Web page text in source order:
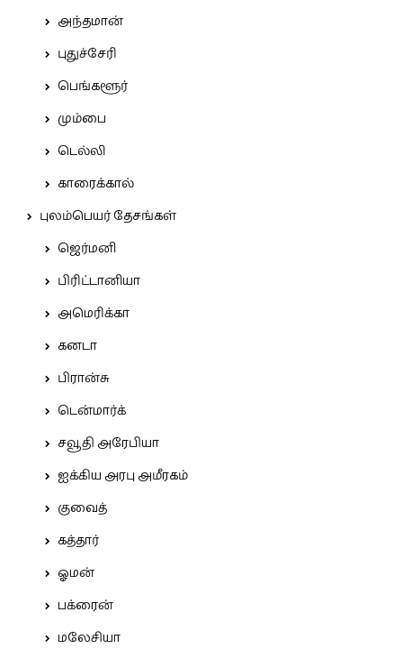
அந்தமான்
புதுச்சேரி
பெங்களூர்
மும்பை
டெல்லி
காரைக்கால்
புலம்பெயர் தேசங்கள்
ஜெர்மனி
பிரிட்டானியா
அமெரிக்கா
கனடா
பிரான்சு
டென்மார்க்
சவூதி அரேபியா
ஐக்கிய அரபு அமீரகம்
குவைத்
கத்தார்
ஓமன்
பக்ரைன்
மலேசியா